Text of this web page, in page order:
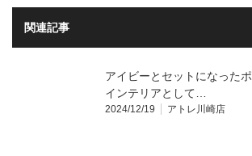
関連記事
アイビーとセットになった
インテリアとして…
2024/12/19 アトレ川崎店